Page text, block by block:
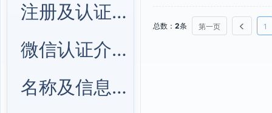
注册及认证流程
微信认证介绍
名称及信息修改
总数： 2条 第一页 1